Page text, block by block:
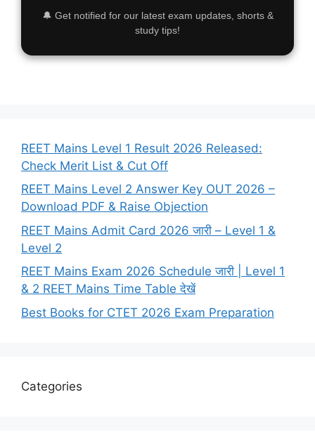
🔔 Get notified for our latest exam updates, shorts &
study tips!
REET Mains Level 1 Result 2026 Released:
Check Merit List & Cut Off
REET Mains Level 2 Answer Key OUT 2026 –
Download PDF & Raise Objection
REET Mains Admit Card 2026 जारी – Level 1 &
Level 2
REET Mains Exam 2026 Schedule जारी | Level 1
& 2 REET Mains Time Table देखें
Best Books for CTET 2026 Exam Preparation
Categories